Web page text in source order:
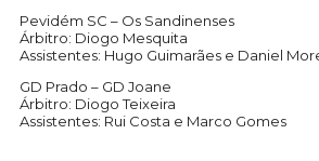
Pevidém SC – Os Sandinenses
Árbitro: Diogo Mesquita
Assistentes: Hugo Guimarães e Daniel
GD Prado – GD Joane
Árbitro: Diogo Teixeira
Assistentes: Rui Costa e Marco Gomes